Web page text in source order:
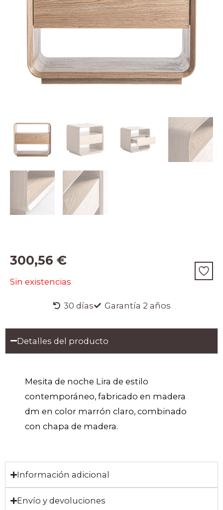
300,56 €
Sin existencias
30 días Garantía 2 años
Detalles del producto
Mesita de noche Lira de estilo
contemporáneo, fabricado en madera
dm en color marrón claro, combinado
con chapa de madera.
Información adicional
Envío y devoluciones